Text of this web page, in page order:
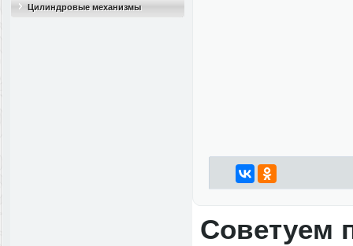
Цилиндровые механизмы
Советуем